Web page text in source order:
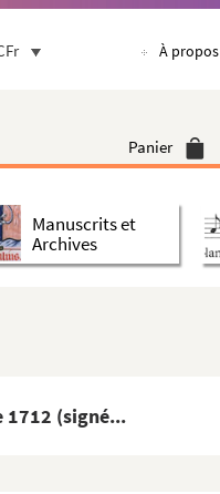
À propos
Panier
Manuscrits et
Archives
1712 (signé...